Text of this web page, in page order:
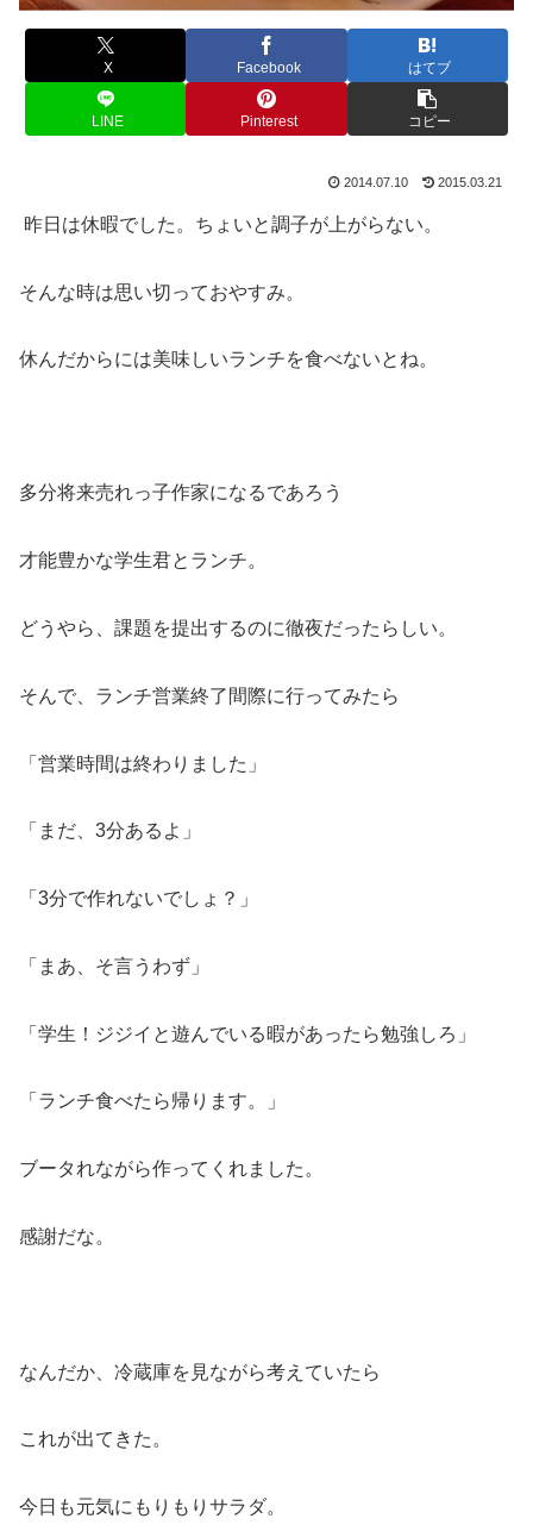
X Facebook はてブ
LINE Pinterest コピー
2014.07.10 2015.03.21
昨日は休暇でした。ちょいと調子が上がらない。
そんな時は思い切っておやすみ。
休んだからには美味しいランチを食べないとね。
多分将来売れっ子作家になるであろう
才能豊かな学生君とランチ。
どうやら、課題を提出するのに徹夜だったらしい。
そんで、ランチ営業終了間際に行ってみたら
「営業時間は終わりました」
「まだ、3分あるよ」
「3分で作れないでしょ？」
「まあ、そ言うわず」
「学生！ジジイと遊んでいる暇があったら勉強しろ」
「ランチ食べたら帰ります。」
ブータれながら作ってくれました。
感謝だな。
なんだか、冷蔵庫を見ながら考えていたら
これが出てきた。
今日も元気にもりもりサラダ。